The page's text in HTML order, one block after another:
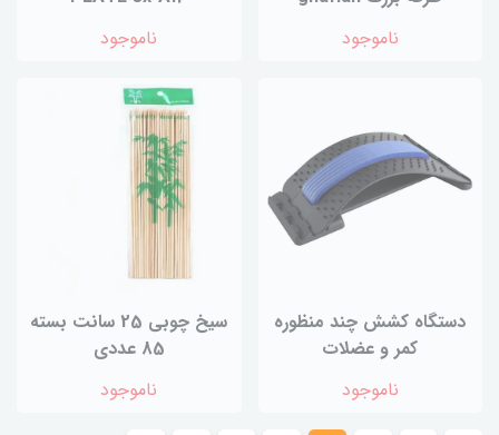
ناموجود
ناموجود
دستگاه کشش چند منظوره
کمر و عضلات
ناموجود
سیخ چوبی 25 سانت بسته
85 عددی
ناموجود